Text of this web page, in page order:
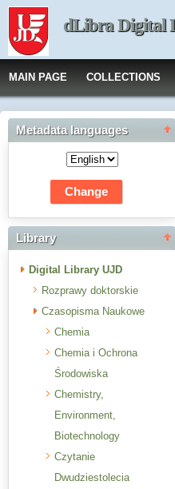
dLibra Digital
MAIN PAGE COLLECTIONS
Metadata languages
Library
Digital Library UJD
Rozprawy doktorskie
Czasopisma Naukowe
Chemia
Chemia i Ochrona
Środowiska
Chemistry,
Environment,
Biotechnology
Czytanie
Dwudziestolecia